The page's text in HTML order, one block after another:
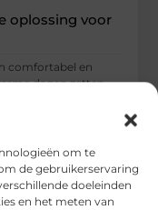
om te
de gebruikerservaring
doeleinden
en het meten van
oplossing voor
comfortabel en
dagen zetten